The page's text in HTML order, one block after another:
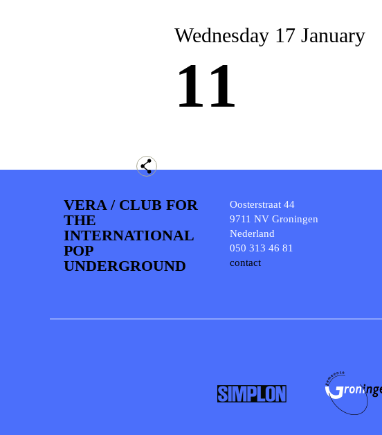
Wednesday 17 January
11
VERA / CLUB FOR
THE
INTERNATIONAL
POP
UNDERGROUND
Oosterstraat 44
9711 NV Groningen
Nederland
050 313 46 81
contact